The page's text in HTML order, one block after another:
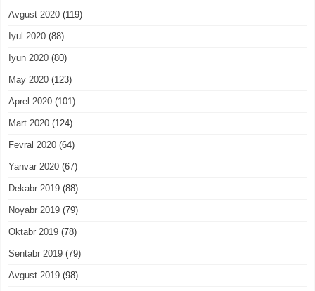
Avgust 2020 (119)
Iyul 2020 (88)
Iyun 2020 (80)
May 2020 (123)
Aprel 2020 (101)
Mart 2020 (124)
Fevral 2020 (64)
Yanvar 2020 (67)
Dekabr 2019 (88)
Noyabr 2019 (79)
Oktabr 2019 (78)
Sentabr 2019 (79)
Avgust 2019 (98)